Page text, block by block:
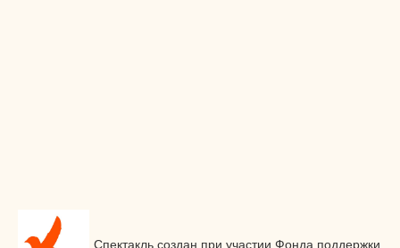
Спектакль создан при участии Фонда поддержки